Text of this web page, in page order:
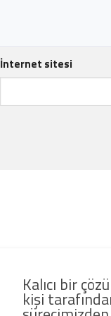
İnternet sitesi
Kalıcı bir
kişi